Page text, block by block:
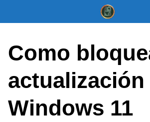
Como
actualización
Windows 11